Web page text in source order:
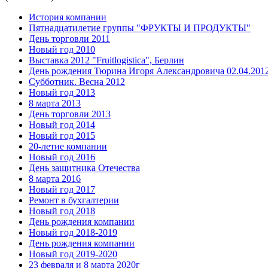
История компании
Пятнадцатилетие группы "ФРУКТЫ И ПРОДУКТЫ"
День торговли 2011
Новый год 2010
Выставка 2012 "Fruitlogistica", Берлин
День рождения Тюрина Игоря Александровича
Субботник. Весна 2012
Новый год 2013
8 марта 2013
День торговли 2013
Новый год 2014
Новый год 2015
20-летие компании
Новый год 2016
День защитника Отечества
8 марта 2016
Новый год 2017
Ремонт в бухгалтерии
Новый год 2018
День рождения компании
Новый год 2018-2019
День рождения компании
Новый год 2019-2020
23 февраля и 8 марта 2020г